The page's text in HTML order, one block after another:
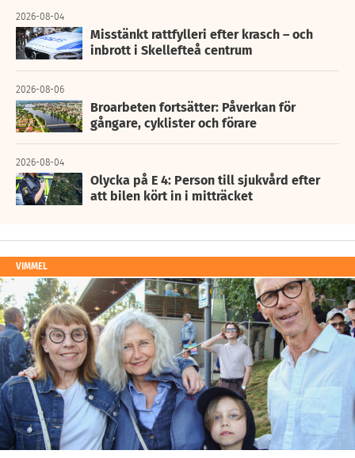
2026-08-04
Misstänkt rattfylleri efter krasch – och
inbrott i Skellefteå centrum
2026-08-06
Broarbeten fortsätter: Påverkan för
gångare, cyklister och förare
2026-08-04
Olycka på E 4: Person till sjukvård efter
att bilen kört in i mitträcket
VIMMEL